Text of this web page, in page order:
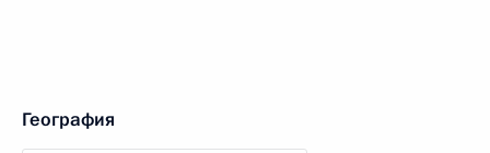
География